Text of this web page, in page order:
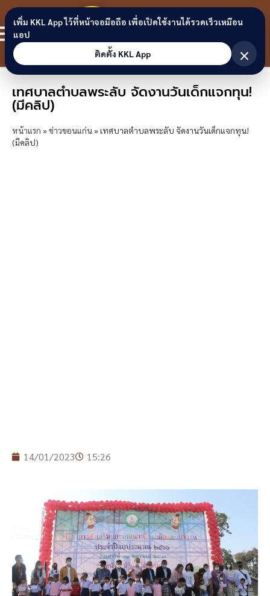
Skip to content
ขอนแก่น
ลิงก์
เทศบาลตำบลพระลับ จัดงานวันเด็กแจกทุน!
(มีคลิป)
หน้าแรก »ข่าวขอนแก่น»เทศบาลตำบลพระลับ จัดงานวันเด็กแจกทุน!
(มีคลิป)
14/01/2023 15:26
เพิ่ม KKL App ไว้ที่หน้าจอมือถือ เพื่อเปิดใช้งานได้รวดเร็วเหมือน
แอป
ติดตั้ง KKL App
×